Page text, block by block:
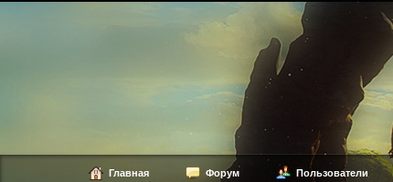
Главная Форум Пользователи